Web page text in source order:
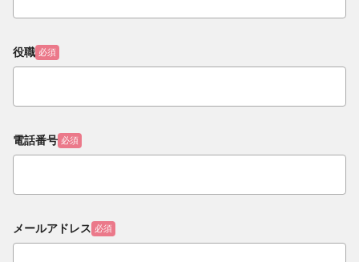
役職 必須
電話番号 必須
メールアドレス 必須